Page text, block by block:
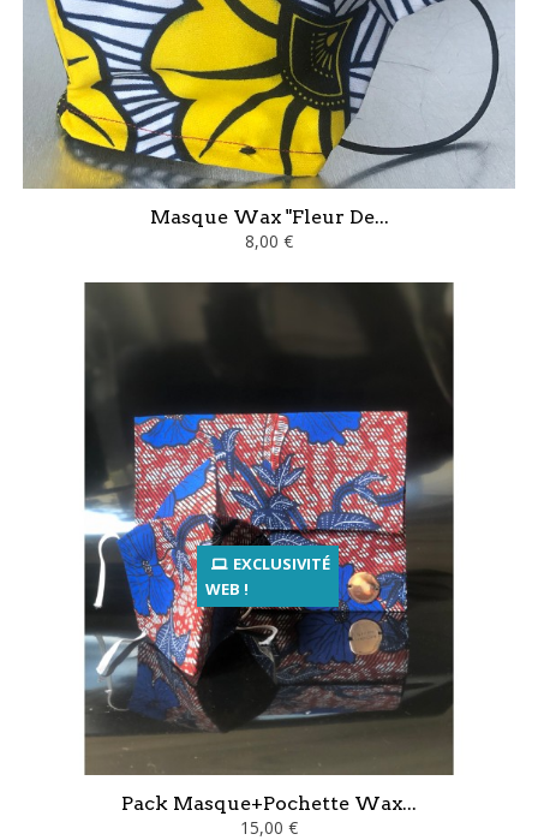
Masque Wax "Fleur De...
8,00 €
Pack Masque+Pochette Wax...
15,00 €
EXCLUSIVITÉ
WEB !